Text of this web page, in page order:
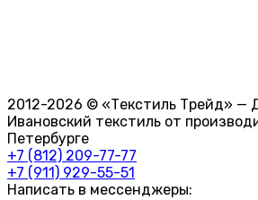
2012-2026 © «Текстиль Трейд» —
Ивановский текстиль от
Петербурге
+7 (812) 209-77-77
+7 (911) 929-55-51
Написать в мессенджеры: